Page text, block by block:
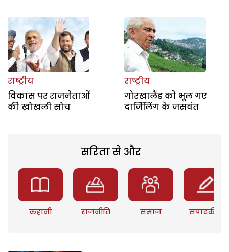
राष्ट्रीय
विकास पर राजनेताओं
की खोखली सोच
राष्ट्रीय
गोरखालैंड को भूल गए
दार्जिलिंग के जसवंत
सरिता से और
कहानी राजनीति समाज संपादकीय